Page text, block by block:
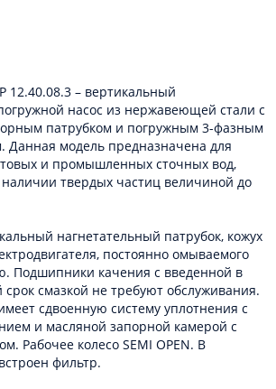
12.40.08.3 – вертикальный
насос из нержавеющей стали с
патрубком и погружным 3-фазным
Данная модель предназначена для
и промышленных сточных вод,
твердых частиц величиной до
нагнетательный патрубок, кожух
постоянно омываемого
Подшипники качения с введенной в
смазкой не требуют обслуживания.
сдвоенную систему уплотнения с
и масляной запорной камерой с
Рабочее колесо SEMI OPEN. В
фильтр.